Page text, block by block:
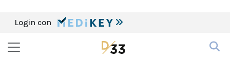
Login con